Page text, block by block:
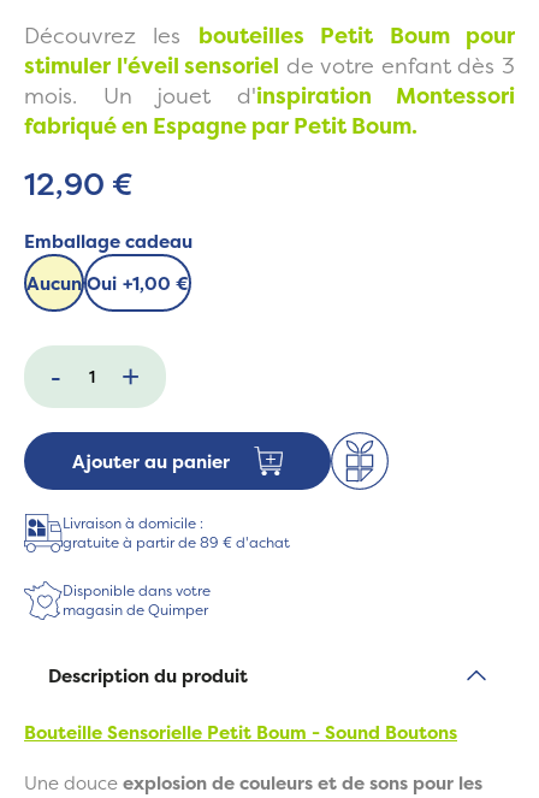
Découvrez les bouteilles Petit Boum pour
stimuler l'éveil sensoriel de votre enfant dès 3
mois. Un jouet d'inspiration Montessori
fabriqué en Espagne par Petit Boum.
12,90 €
Emballage cadeau
AucunOui +1,00 €
- +
Ajouter au panier
Livraison à domicile :
gratuite à partir de 89 € d'achat
Disponible dans votre
magasin de Quimper
Description du produit
Bouteille Sensorielle Petit Boum - Sound Boutons
Une douceexplosion de couleurs et de sons pour les